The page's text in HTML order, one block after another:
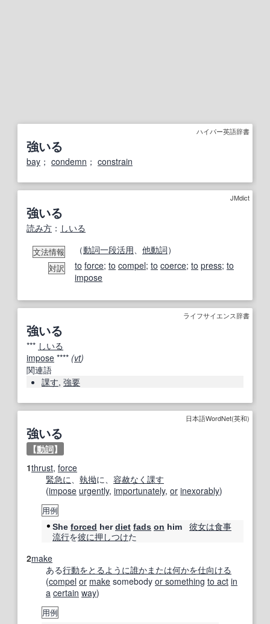
ハイパー英語辞書
強いる
bay ； condemn ； constrain
JMdict
強いる
読み方 ： しいる
文法情報 （動詞一段活用 他動詞）
対訳 to force; to compel; to coerce; to press; to
impose
ライフサイエンス辞書
強いる
*** しいる
impose **** (vt)
関連語
課す, 強要
日本語WordNet(英和)
強いる
【動詞】
1thrust, force
緊急に
執拗に、 容赦なく 課す
(impose urgently, importunately, or inexorably)
用例
She forced herdiet fads on him 彼女は食事
流行を彼に押しつけた
2make
ある行動をとる ように誰かまたは何かを仕向ける
(compel or make somebody or something to act in
a certain way)
用例